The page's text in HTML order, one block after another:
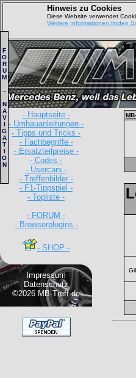
Hinweis zu Cookies
Diese Website verwendet
Weitere Informationen finden
- Hauptseite -
- Umbauanleitungen -
- Tipps und Tricks -
- Fachbegriffe -
- Ersatzteilpreise -
- Codes -
- Usercars -
- Treffenbilder -
- F1-Tippspiel -
- Topliste -
- FORUM -
- Browserplugins -
- SHOP -
Impressum
Datenschutz
©2026 MB-Treff.de
F
O
R
U
M
-
N
A
V
I
G
A
T
I
O
N